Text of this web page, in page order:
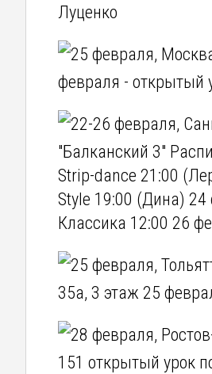
Луценко
25 февраля,
февраля - открытый
22-26 февраля,
"Балканский 3"
Strip-dance 21:00
Style 19:00 (Дина)
Классика 12:00 26
25 февраля,
35а, 3 этаж 25
28 февраля,
151 открытый урок